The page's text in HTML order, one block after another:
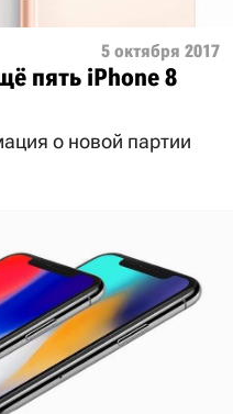
5 октября 2017
пять iPhone 8
о новой партии